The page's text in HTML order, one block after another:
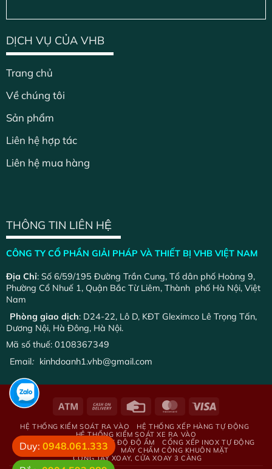
DỊCH VỤ CỦA VHB
Trang chủ
Về chúng tôi
Sản phẩm
Liên hệ hợp tác
Liên hệ mua hàng
THÔNG TIN LIÊN HỆ
CÔNG TY CỔ PHẦN GIẢI PHÁP VÀ THIẾT BỊ VHB VIỆT NAM
Địa Chỉ: Số 6/59/195 Đường Trần Cung, Tổ dân phố Hoàng 9,
Phường Cổ Nhuế 1, Quận Bắc Từ Liêm, Thành phố Hà Nội, Việt
Nam
Phòng giao dịch: D24-22, Lô D, KĐT Gleximco Lê Trọng Tấn,
Dương Nội, Hà Đông, Hà Nội.
Mã số thuế: 0108367349
Email: kinhdoanh1.vhb@gmail.com
HỆ THỐNG KIỂM SOÁT RA VÀO
HỆ THỐNG XẾP HÀNG TỰ ĐỘNG
HỆ THỐNG KIỂM SOÁT XE RA VÀO
HỆ THỐNG GIÁM SÁT NHIỆT ĐỘ ĐỘ ẨM
CỔNG XẾP INOX TỰ ĐỘNG
BẢNG LED HIỂN THỊ
MÁY CHẤM CÔNG KHUÔN MẶT
CỔNG TAY XOAY, CỬA XOAY 3 CÀNG
Duy: 0948.061.333